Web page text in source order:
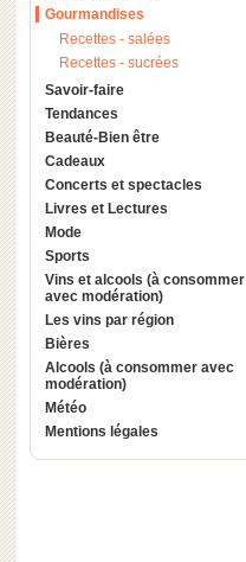
Gourmandises
Recettes - salées
Recettes - sucrées
Savoir-faire
Tendances
Beauté-Bien être
Cadeaux
Concerts et spectacles
Livres et Lectures
Mode
Sports
Vins et alcools (à consommer
avec modération)
Les vins par région
Bières
Alcools (à consommer avec
modération)
Météo
Mentions légales